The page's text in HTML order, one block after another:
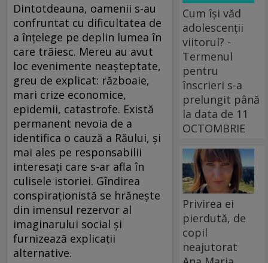
Dintotdeauna, oamenii s-au
confruntat cu dificultatea de
a înţelege pe deplin lumea în
care trăiesc. Mereu au avut
loc evenimente neaşteptate,
greu de explicat: războaie,
mari crize economice,
epidemii, catastrofe. Există
permanent nevoia de a
identifica o cauză a Răului, şi
mai ales pe responsabilii
interesaţi care s-ar afla în
culisele istoriei. Gîndirea
conspiraţionistă se hrăneşte
din imensul rezervor al
imaginarului social şi
furnizează explicaţii
alternative.
Cum își văd
adolescenții
viitorul? -
Termenul
pentru
înscrieri s-a
prelungit până
la data de 11
OCTOMBRIE
Privirea ei
pierdută, de
copil
neajutorat